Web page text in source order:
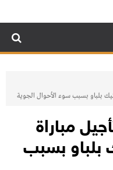
بلباو بسبب سوء الأحوال الجوية
مباراة
بلباو بسبب